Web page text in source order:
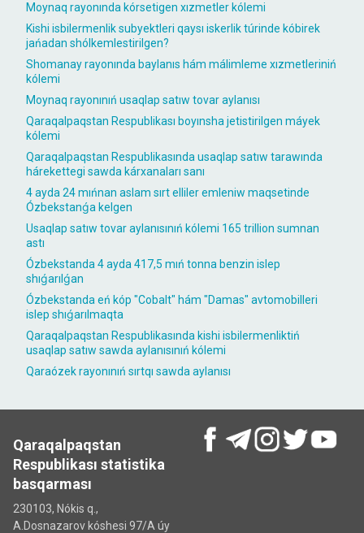
Moynaq rayonında kórsetigen xızmetler kólemi
Kishi isbilermenlik subyektleri qaysı iskerlik túrinde kóbirek
jańadan shólkemlestirilgen?
Shomanay rayonında baylanıs hám málimleme xızmetleriniń
kólemi
Moynaq rayonınıń usaqlap satıw tovar aylanısı
Qaraqalpaqstan Respublikası boyınsha jetistirilgen máyek
kólemi
Qaraqalpaqstan Respublikasında usaqlap satıw tarawında
hárekettegi sawda kárxanaları sanı
4 ayda 24 mıńnan aslam sırt elliler emleniw maqsetinde
Ózbekstanǵa kelgen
Usaqlap satıw tovar aylanısınıń kólemi 165 trillion sumnan
astı
Ózbekstanda 4 ayda 417,5 mıń tonna benzin islep
shıǵarılǵan
Ózbekstanda eń kóp "Cobalt" hám "Damas" avtomobilleri
islep shıǵarılmaqta
Qaraqalpaqstan Respublikasında kishi isbilermenliktiń
usaqlap satıw sawda aylanısınıń kólemi
Qaraózek rayonınıń sırtqı sawda aylanısı
Qaraqalpaqstan
Respublikası statistika
basqarması
230103, Nókis q.,
A.Dosnazarov kóshesi 97/A úy